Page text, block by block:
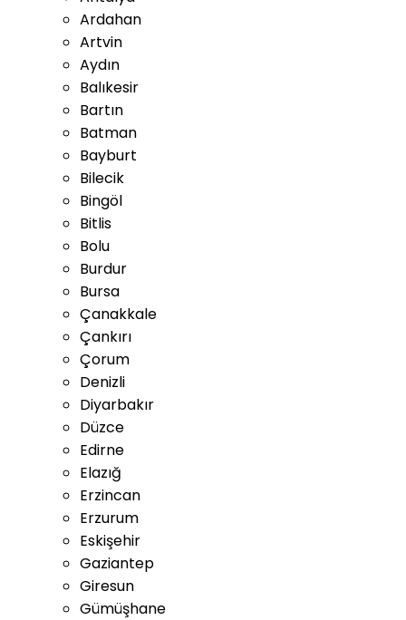
Ardahan
Artvin
Aydın
Balıkesir
Bartın
Batman
Bayburt
Bilecik
Bingöl
Bitlis
Bolu
Burdur
Bursa
Çanakkale
Çankırı
Çorum
Denizli
Diyarbakır
Düzce
Edirne
Elazığ
Erzincan
Erzurum
Eskişehir
Gaziantep
Giresun
Gümüşhane